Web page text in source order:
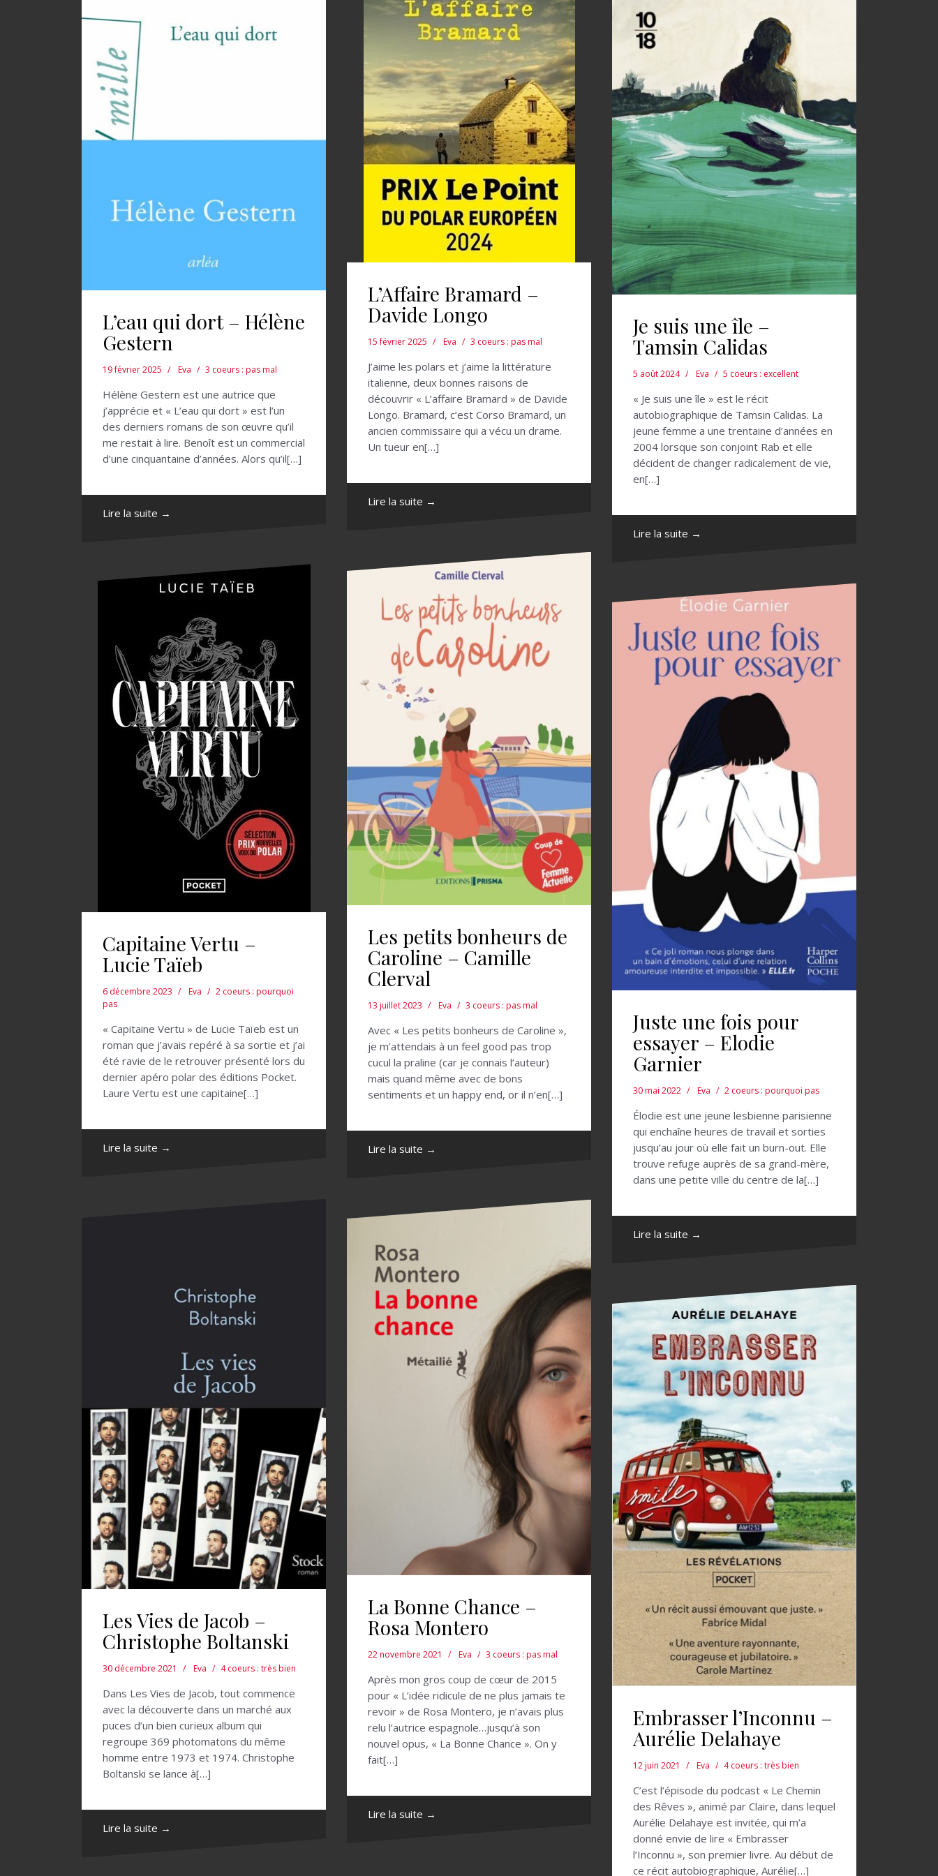
L’eau qui dort – Hélène
Gestern
19 février 2025 Eva 3 coeurs : pas mal
Hélène Gestern est une autrice que
j’apprécie et « L’eau qui dort » est l’un
des derniers romans de son œuvre qu’il
me restait à lire. Benoît est un commercial
d’une cinquantaine d’années. Alors qu’il[…]
Lire la suite →
L’Affaire Bramard –
Davide Longo
15 février 2025 Eva 3 coeurs : pas mal
J’aime les polars et j’aime la littérature
italienne, deux bonnes raisons de
découvrir « L’affaire Bramard » de Davide
Longo. Bramard, c’est Corso Bramard, un
ancien commissaire qui a vécu un drame.
Un tueur en[…]
Lire la suite →
Je suis une île –
Tamsin Calidas
5 août 2024 Eva 5 coeurs : excellent
« Je suis une île » est le récit
autobiographique de Tamsin Calidas. La
jeune femme a une trentaine d’années en
2004 lorsque son conjoint Rab et elle
décident de changer radicalement de vie,
en[…]
Lire la suite →
Capitaine Vertu –
Lucie Taïeb
6 décembre 2023 Eva
2 coeurs : pourquoi
pas
« Capitaine Vertu » de Lucie Taïeb est un
roman que j’avais repéré à sa sortie et j’ai
été ravie de le retrouver présenté lors du
dernier apéro polar des éditions Pocket.
Laure Vertu est une capitaine[…]
Lire la suite →
Les petits bonheurs de
Caroline – Camille
Clerval
13 juillet 2023 Eva 3 coeurs : pas mal
Avec « Les petits bonheurs de Caroline »,
je m’attendais à un feel good pas trop
cucul la praline (car je connais l’auteur)
mais quand même avec de bons
sentiments et un happy end, or il n’en[…]
Lire la suite →
Juste une fois pour
essayer – Elodie
Garnier
30 mai 2022 Eva 2 coeurs : pourquoi pas
Élodie est une jeune lesbienne parisienne
qui enchaîne heures de travail et sorties
jusqu’au jour où elle fait un burn-out. Elle
trouve refuge auprès de sa grand-mère,
dans une petite ville du centre de la[…]
Lire la suite →
Les Vies de Jacob –
Christophe Boltanski
30 décembre 2021 Eva 4 coeurs : très bien
Dans Les Vies de Jacob, tout commence
avec la découverte dans un marché aux
puces d’un bien curieux album qui
regroupe 369 photomatons du même
homme entre 1973 et 1974. Christophe
Boltanski se lance à[…]
Lire la suite →
La Bonne Chance –
Rosa Montero
22 novembre 2021 Eva 3 coeurs : pas mal
Après mon gros coup de cœur de 2015
pour « L’idée ridicule de ne plus jamais te
revoir » de Rosa Montero, je n’avais plus
relu l’autrice espagnole…jusqu’à son
nouvel opus, « La Bonne Chance ». On y
fait[…]
Lire la suite →
Embrasser l’Inconnu –
Aurélie Delahaye
12 juin 2021 Eva 4 coeurs : très bien
C’est l’épisode du podcast « Le Chemin
des Rêves », animé par Claire, dans lequel
Aurélie Delahaye est invitée, qui m’a
donné envie de lire « Embrasser
l’Inconnu », son premier livre. Au début de
ce récit autobiographique, Aurélie[…]